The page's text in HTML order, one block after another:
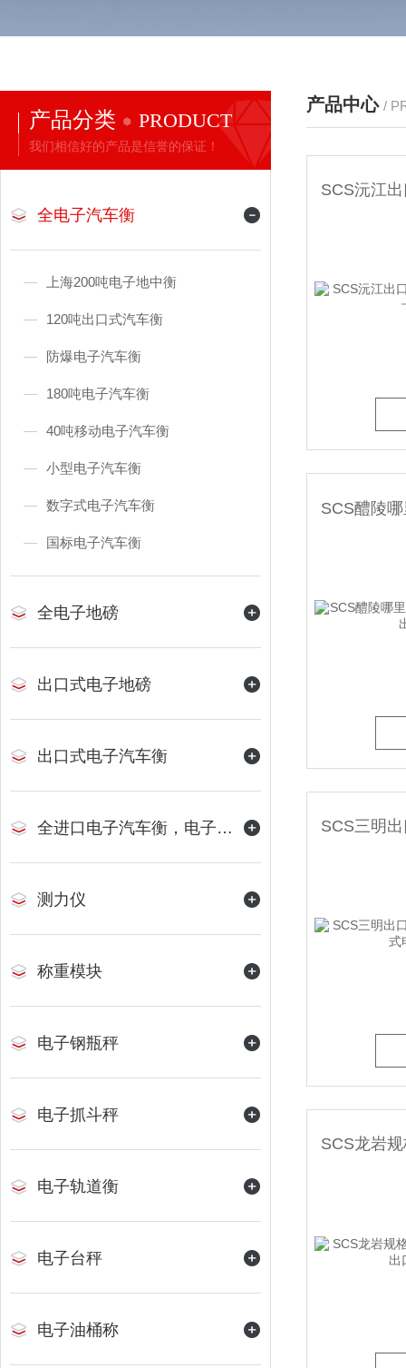
产品分类 PRODUCT
我们相信好的产品是信誉的保证！
全电子汽车衡
上海200吨电子地中衡
120吨出口式汽车衡
防爆电子汽车衡
180吨电子汽车衡
40吨移动电子汽车衡
小型电子汽车衡
数字式电子汽车衡
国标电子汽车衡
全电子地磅
出口式电子地磅
出口式电子汽车衡
全进口电子汽车衡，电子地磅
测力仪
称重模块
电子钢瓶秤
电子抓斗秤
电子轨道衡
电子台秤
电子油桶称
产品中心 /